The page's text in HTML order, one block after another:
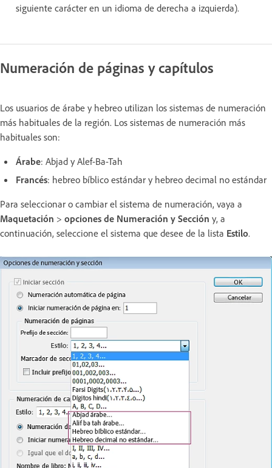
siguiente carácter en un idioma de derecha a izquierda).
Numeración de páginas y capítulos
Los usuarios de árabe y hebreo utilizan los sistemas de numeración
más habituales de la región. Los sistemas de numeración más
habituales son:
Árabe: Abjad y Alef-Ba-Tah
Francés: hebreo bíblico estándar y hebreo decimal no estándar
Para seleccionar o cambiar el sistema de numeración, vaya a
Maquetación > opciones de Numeración y Sección y, a
continuación, seleccione el sistema que desee de la lista Estilo.